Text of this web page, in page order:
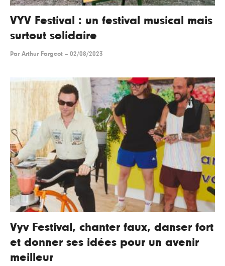
VYV Festival : un festival musical mais
surtout solidaire
Par Arthur Fargeot -- 02/08/2023
Vyv Festival, chanter faux, danser fort
et donner ses idées pour un avenir
meilleur